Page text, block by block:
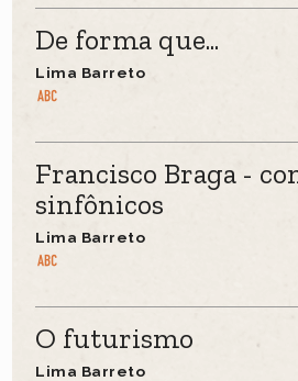
De forma que...
Lima Barreto
Francisco Braga -
sinfônicos
Lima Barreto
O futurismo
Lima Barreto